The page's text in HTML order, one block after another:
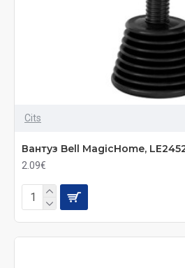
Cits
Вантуз Bell MagicHome,
2.09€